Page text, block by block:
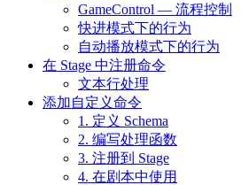
GameControl — 流程控制
快进模式下的行为
自动播放模式下的行为
在 Stage 中注册命令
文本行处理
添加自定义命令
1. 定义 Schema
2. 编写处理函数
3. 注册到 Stage
4. 在剧本中使用